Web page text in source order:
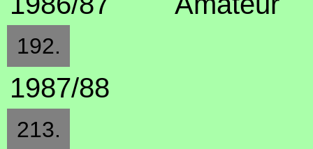
192.
1987/88
213.